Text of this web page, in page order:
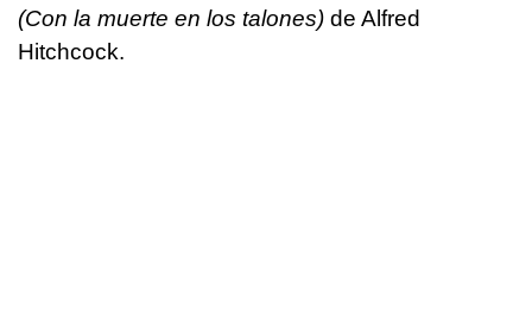
(Con la muerte en los talones) de Alfred
Hitchcock.